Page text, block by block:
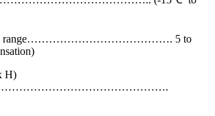
range…………………………………. 5 to
H)